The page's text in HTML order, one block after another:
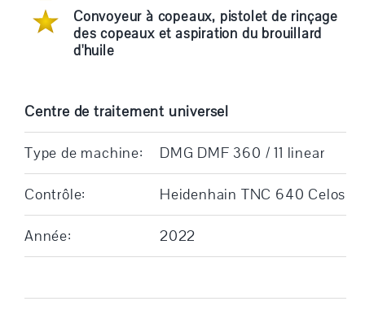
Convoyeur à copeaux, pistolet de rinçage
des copeaux et aspiration du brouillard
d'huile
Centre de traitement universel
Type de machine: DMG DMF 360 / 11 linear
Contrôle: Heidenhain TNC 640 Celos
Année: 2022